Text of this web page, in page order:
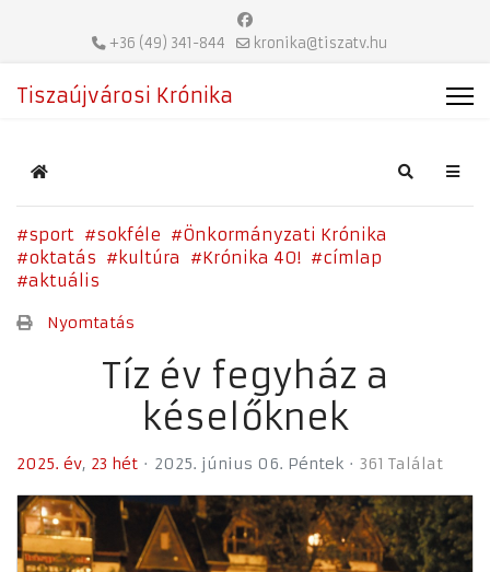
+36 (49) 341-844 kronika@tiszatv.hu
Tiszaújvárosi Krónika
Home Search
sport sokféle
Önkormányzati Krónika
oktatás
kultúra Krónika 40!
címlap
aktuális
Nyomtatás
Tíz év fegyház a
késelőknek
2025. év 23 hét 2025. június 06. Péntek 361 Találat